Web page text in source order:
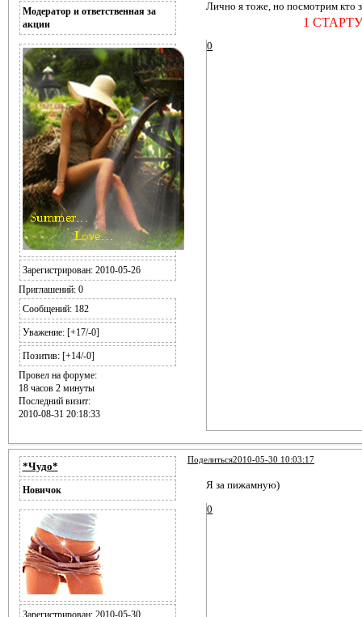
Модератор и ответственная за
акции
Зарегистрирован: 2010-05-26
Приглашений:0
Сообщений:182
Уважение: [+17/-0]
Позитив: [+14/-0]
Провел на форуме:
18 часов 2 минуты
Последний визит:
2010-08-31 20:18:33
Лично я тоже, но посмотрим кто
1
0
Поделиться2010-05-30 10:03:17
*Чудо*
Новичок
Зарегистрирован: 2010-05-30
Я за пижамную)
0